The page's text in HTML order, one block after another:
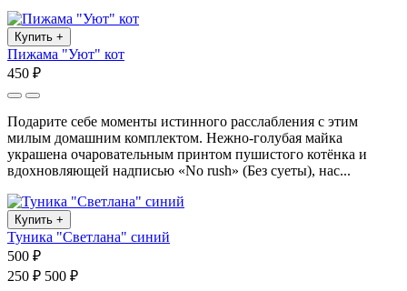
Купить +
Пижама "Уют" кот
450 ₽
Подарите себе моменты истинного расслабления с этим
милым домашним комплектом. Нежно-голубая майка
украшена очаровательным принтом пушистого котёнка и
вдохновляющей надписью «No rush» (Без суеты), нас...
Купить +
Туника "Светлана" синий
500 ₽
250 ₽ 500 ₽